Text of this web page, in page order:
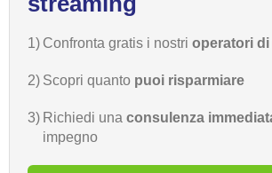
1) Confronta gratis i nostri operatori di
2) Scopri quanto puoi risparmiare
3) Richiedi una consulenza
impegno